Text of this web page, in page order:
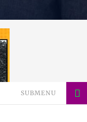
SUBMENU